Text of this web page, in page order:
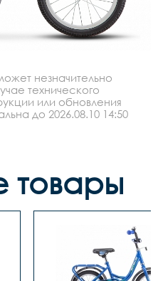
незначительно
технического
или обновления
до 2026.08.10 14:50
товары